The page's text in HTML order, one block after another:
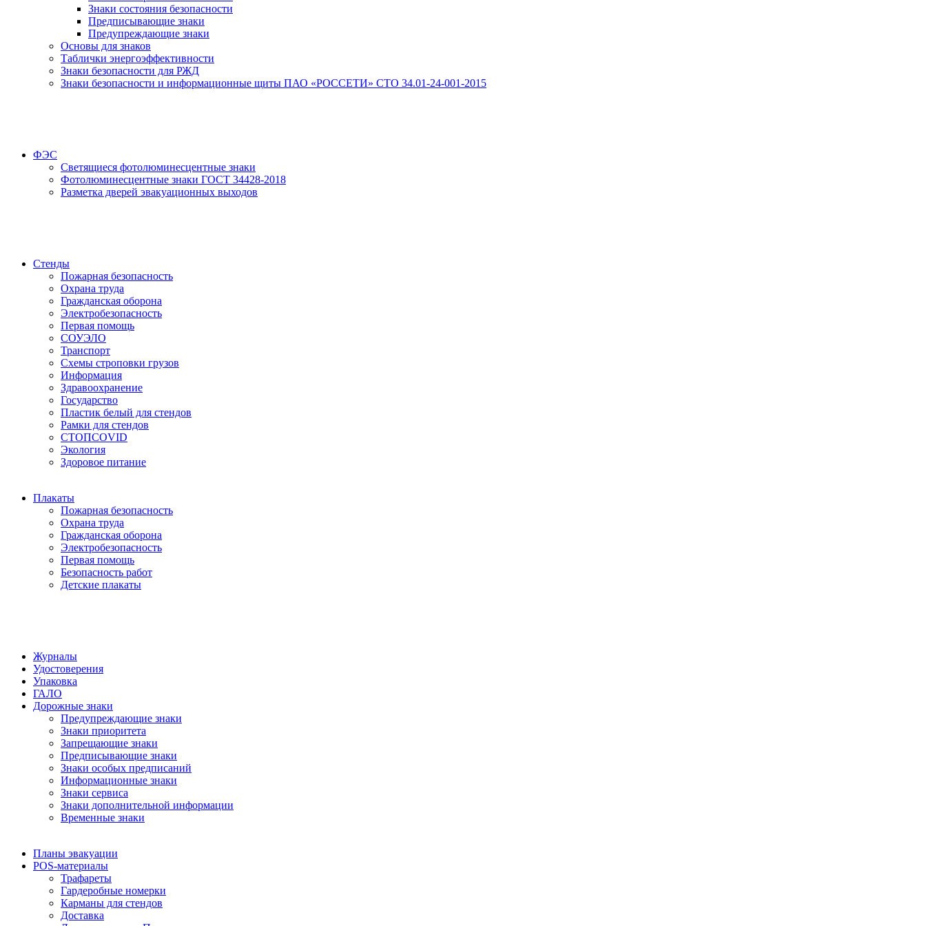
Знаки состояния безопасности
Предписывающие знаки
Предупреждающие знаки
Основы для знаков
Таблички энергоэффективности
Знаки безопасности для РЖД
Знаки безопасности и информационные щиты ПАО «РОССЕТИ» СТО 34.01-24-001-2015
ФЭС
Светящиеся фотолюминесцентные знаки
Фотолюминесцентные знаки ГОСТ 34428-2018
Разметка дверей эвакуационных выходов
Стенды
Пожарная безопасность
Охрана труда
Гражданская оборона
Электробезопасность
Первая помощь
СОУЭЛО
Транспорт
Схемы строповки грузов
Информация
Здравоохранение
Государство
Пластик белый для стендов
Рамки для стендов
СТОПCOVID
Экология
Здоровое питание
Плакаты
Пожарная безопасность
Охрана труда
Гражданская оборона
Электробезопасность
Первая помощь
Безопасность работ
Детские плакаты
Журналы
Удостоверения
Упаковка
ГАЛО
Дорожные знаки
Предупреждающие знаки
Знаки приоритета
Запрещающие знаки
Предписывающие знаки
Знаки особых предписаний
Информационные знаки
Знаки сервиса
Знаки дополнительной информации
Временные знаки
Планы эвакуации
POS-материалы
Трафареты
Гардеробные номерки
Карманы для стендов
Доставка